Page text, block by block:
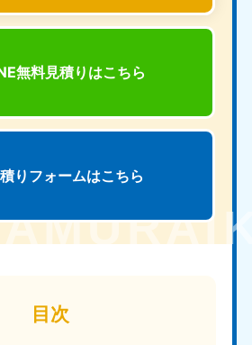
無料見積りはこちら
りフォームはこちら
目次